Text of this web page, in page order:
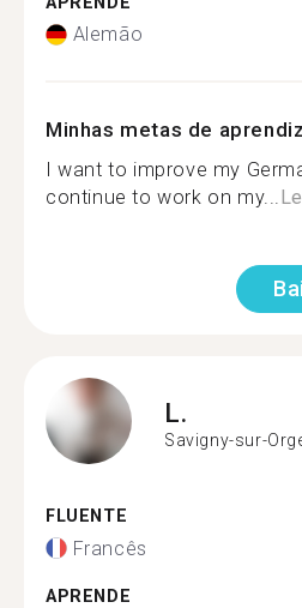
Alemão
Minhas metas de
I want to improve my
continue to work on my...
L.
Savigny-sur-
FLUENTE
Francês
APRENDE